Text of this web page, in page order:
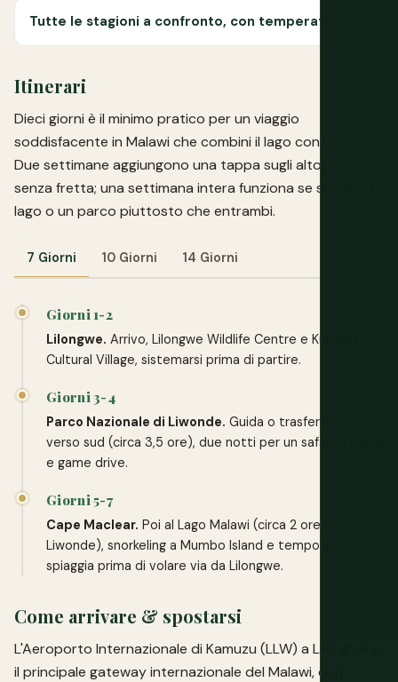
Tutte le stagioni a confronto, con temperature
Itinerari
Dieci giorni è il minimo pratico per un viaggio
soddisfacente in Malawi che combini il lago con un safari.
Due settimane aggiungono una tappa sugli altopiani
senza fretta; una settimana intera funziona se scegli o il
lago o un parco piuttosto che entrambi.
7 Giorni 10 Giorni 14 Giorni
Giorni 1-2
Lilongwe. Arrivo, Lilongwe Wildlife Centre e Kumbali
Cultural Village, sistemarsi prima di partire.
Giorni 3-4
Parco Nazionale di Liwonde. Guida o trasferimento
verso sud (circa 3,5 ore), due notti per un safari in barca
e game drive.
Giorni 5-7
Cape Maclear. Poi al Lago Malawi (circa 2 ore da
Liwonde), snorkeling a Mumbo Island e tempo in
spiaggia prima di volare via da Lilongwe.
Come arrivare & spostarsi
L'Aeroporto Internazionale di Kamuzu (LLW) a Lilongwe è
il principale gateway internazionale del Malawi, con